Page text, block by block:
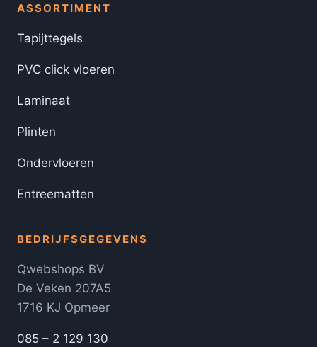
ASSORTIMENT
Tapijttegels
PVC click vloeren
Laminaat
Plinten
Ondervloeren
Entreematten
BEDRIJFSGEGEVENS
Qwebshops BV
De Veken 207A5
1716 KJ Opmeer
085 – 2 129 130